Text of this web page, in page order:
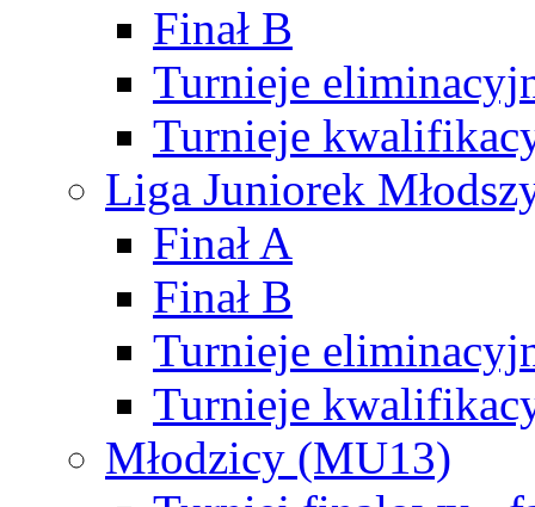
Finał B
Turnieje
Turnieje
Liga Juniorek
Finał A
Finał B
Turnieje
Turnieje
Młodzicy (MU13)